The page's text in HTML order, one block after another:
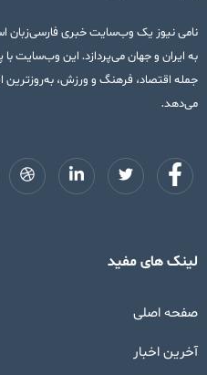
نامی نیوز یک وب‌سایت خبری فارسی‌زبان
به ایران و جهان می‌پردازد. این وب‌سایت
جمله اقتصاد، فرهنگ و ورزش، به‌روزترین
می‌دهد.
لینک های مفید
صفحه اصلی
آخرین اخبار